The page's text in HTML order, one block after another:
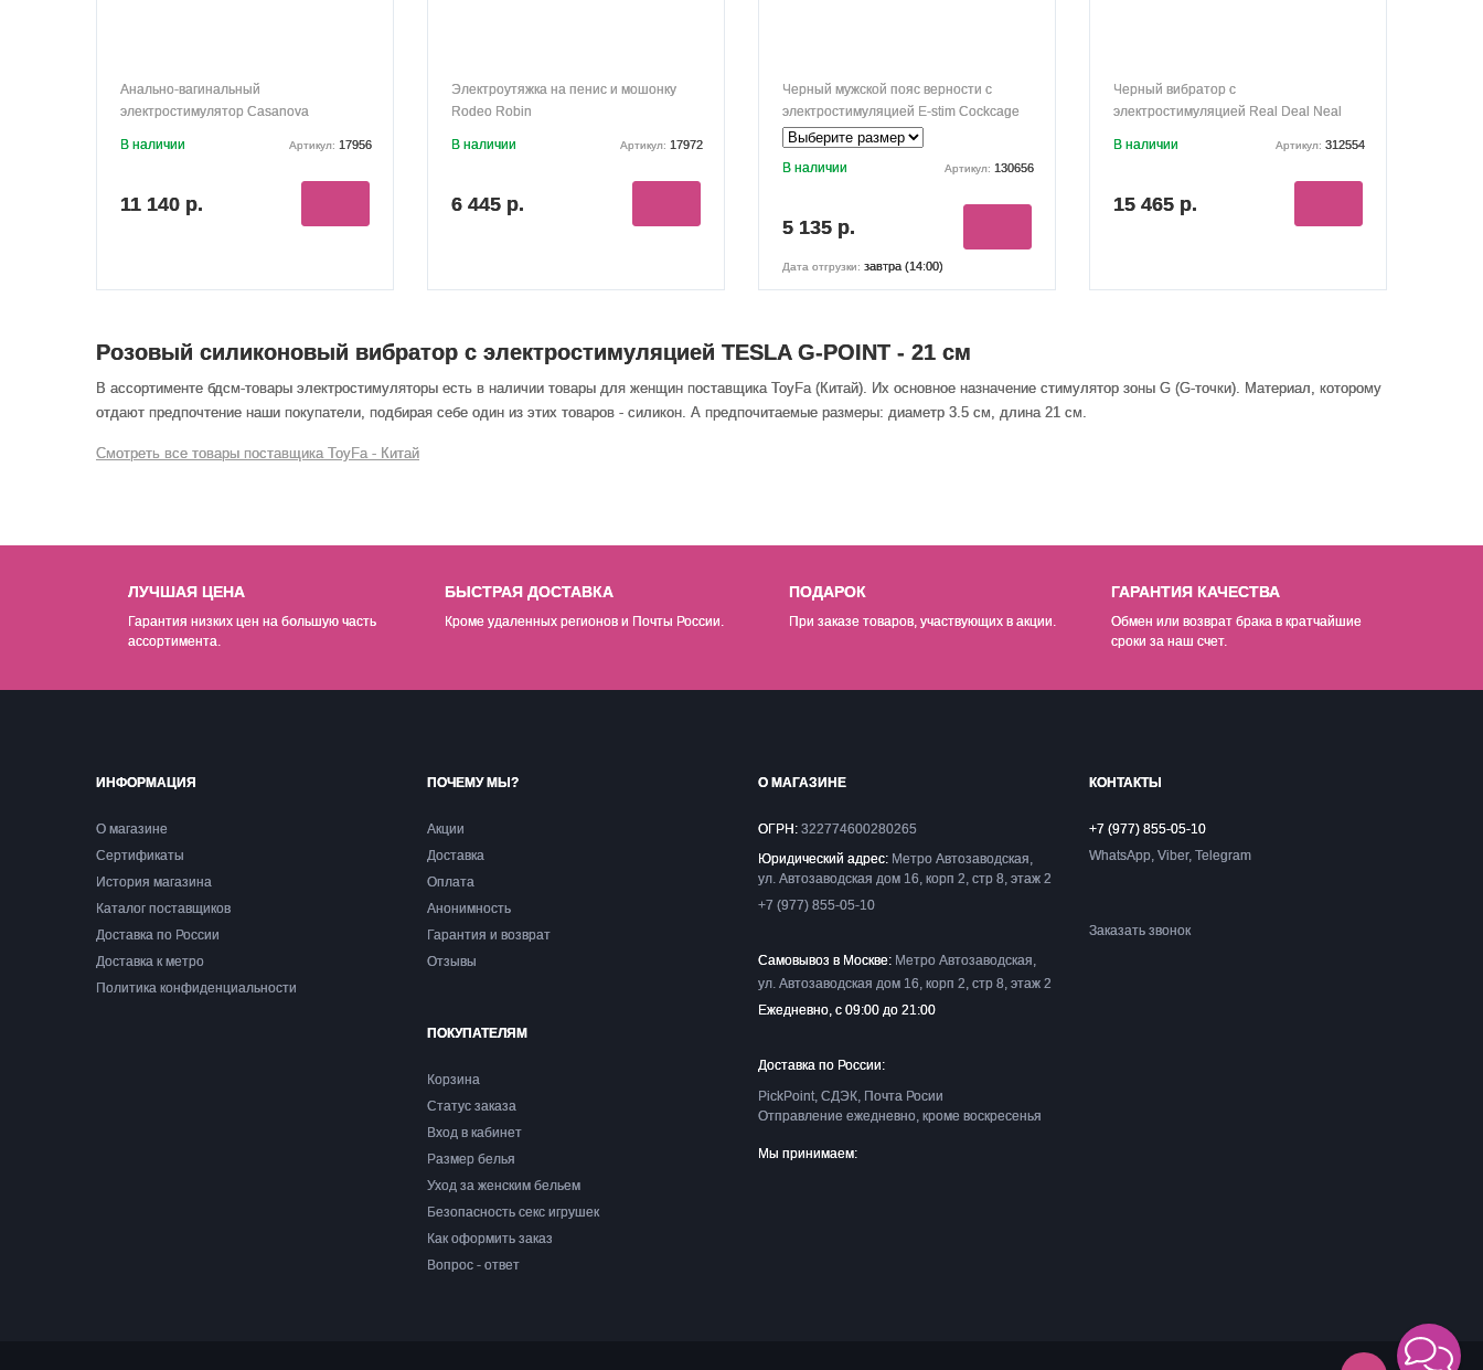
Анально-вагинальный
электростимулятор Casanova
В наличии Артикул: 17956
11 140 р.
Электроутяжка на пенис и мошонку
Rodeo Robin
В наличии Артикул: 17972
6 445 р.
Черный мужской пояс верности с
электростимуляцией E-stim Cockcage
В наличии Артикул: 130656
5 135 р.
Дата отгрузки: завтра (14:00)
Черный вибратор с
электростимуляцией Real Deal Neal
В наличии Артикул: 312554
15 465 р.
Розовый силиконовый вибратор с электростимуляцией TESLA G-POINT - 21 см
В ассортименте бдсм-товары электростимуляторы есть в наличии товары для женщин поставщика ToyFa (Китай). Их основное назначение стимулятор зоны G (G-точки). Материал, которому
отдают предпочтение наши покупатели, подбирая себе один из этих товаров - силикон. А предпочитаемые размеры: диаметр 3.5 см, длина 21 см.
Смотреть все товары поставщика ToyFa - Китай
ЛУЧШАЯ ЦЕНА
Гарантия низких цен на большую часть
ассортимента.
БЫСТРАЯ ДОСТАВКА
Кроме удаленных регионов и Почты России.
ПОДАРОК
При заказе товаров, участвующих в акции.
ГАРАНТИЯ КАЧЕСТВА
Обмен или возврат брака в кратчайшие
сроки за наш счет.
ИНФОРМАЦИЯ
О магазине
Сертификаты
История магазина
Каталог поставщиков
Доставка по России
Доставка к метро
Политика конфиденциальности
ПОЧЕМУ МЫ?
Акции
Доставка
Оплата
Анонимность
Гарантия и возврат
Отзывы
ПОКУПАТЕЛЯМ
Корзина
Статус заказа
Вход в кабинет
Размер белья
Уход за женским бельем
Безопасность секс игрушек
Как оформить заказ
Вопрос - ответ
О МАГАЗИНЕ
ОГРН: 322774600280265
Юридический адрес: Метро Автозаводская,
ул. Автозаводская дом 16, корп 2, стр 8, этаж 2
+7 (977) 855-05-10
Самовывоз в Москве: Метро Автозаводская,
ул. Автозаводская дом 16, корп 2, стр 8, этаж 2
Ежедневно, с 09:00 до 21:00
Доставка по России:
PickPoint, СДЭК, Почта Росии
Отправление ежедневно, кроме воскресенья
Мы принимаем:
КОНТАКТЫ
+7 (977) 855-05-10
WhatsApp, Viber, Telegram
Заказать звонок